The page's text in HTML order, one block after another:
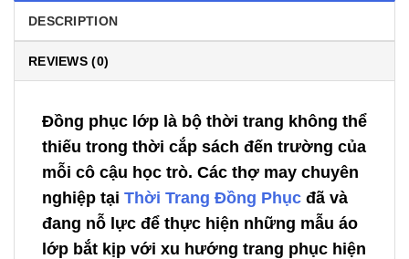
DESCRIPTION
REVIEWS (0)
Đồng phục lớp là bộ thời trang không thể
thiếu trong thời cắp sách đến trường của
mỗi cô cậu học trò. Các thợ may chuyên
nghiệp tại Thời Trang Đồng Phục đã và
đang nỗ lực để thực hiện những mẫu áo
lớp bắt kịp với xu hướng trang phục hiện